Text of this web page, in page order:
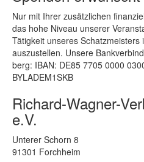
Nur mit Ih­rer zu­sätz­li­chen
das hohe Ni­veau un­se­rer
Tä­tig­keit un­se­res
aus­zu­stel­len. Un­se­re
berg: IBAN: DE85 7705 0000
BYLADEM1SKB
Richard-Wagner-
e.V.
Un­te­rer Schorn 8
91301 Forchheim